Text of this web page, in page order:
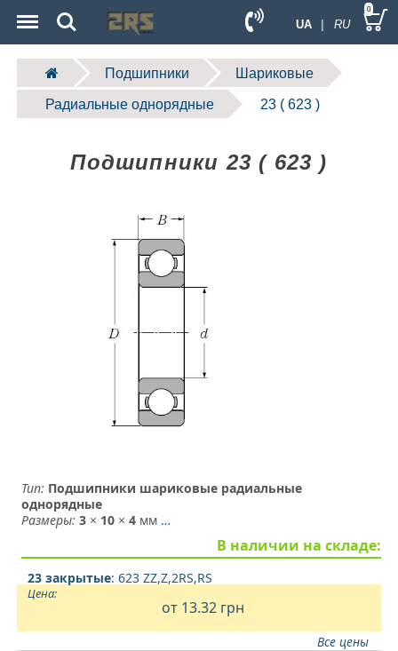
UA | RU
Search 0
Подшипники Шариковые
Радиальные однорядные 23 ( 623 )
Подшипники 23 ( 623 )
Тип: Подшипники шариковые радиальные
однорядные
Размеры: 3 × 10 ×4 мм …
В наличии на складе:
23 закрытые: 623 ZZ,Z,2RS,RS
Цена:
от 13.32грн
Все цены